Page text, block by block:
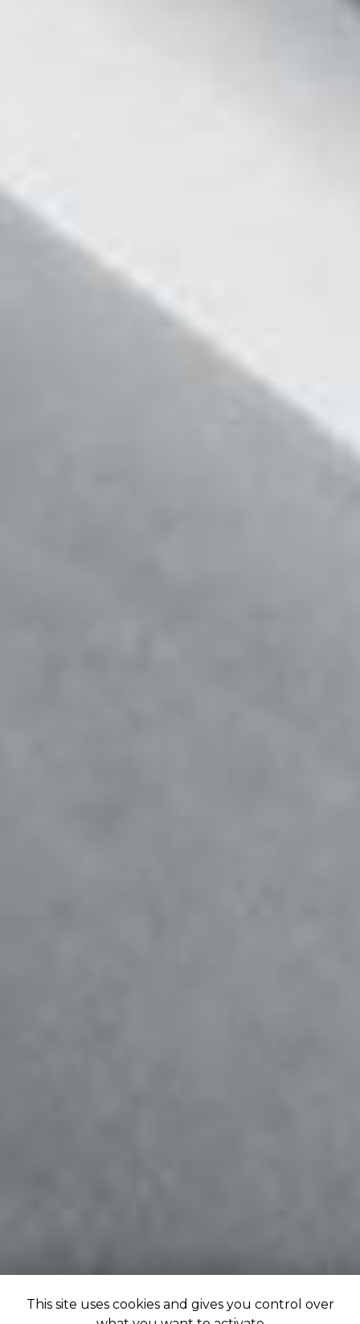
This site uses cookies and gives you control over